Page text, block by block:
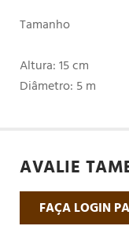
Tamanho
Altura: 15 cm
Diâmetro: 5 m
AVALIE
FAÇA LOGIN